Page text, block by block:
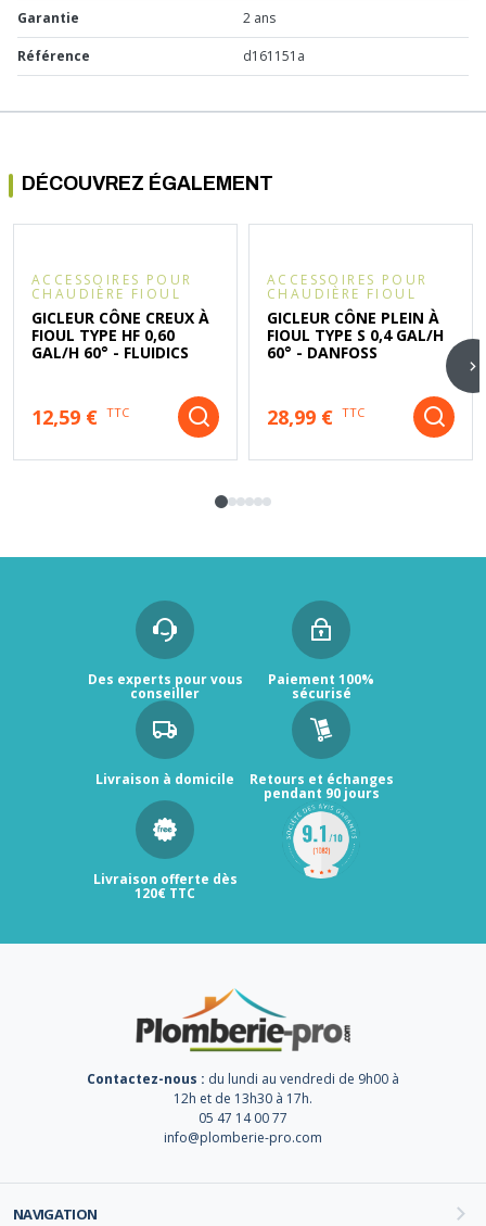
Garantie 2 ans
Référence d161151a
DÉCOUVREZ ÉGALEMENT
ACCESSOIRES POUR
CHAUDIÈRE FIOUL
GICLEUR CÔNE CREUX À
FIOUL TYPE HF 0,60
GAL/H 60° - FLUIDICS
12,59 € TTC
ACCESSOIRES POUR
CHAUDIÈRE FIOUL
GICLEUR CÔNE PLEIN À
FIOUL TYPE S 0,4 GAL/H
60° - DANFOSS
28,99 € TTC
Des experts pour vous
conseiller
Paiement 100%
sécurisé
Livraison à domicile Retours et échanges
pendant 90 jours
Livraison offerte dès
120€ TTC
Contactez-nous : du lundi au vendredi de 9h00 à
12h et de 13h30 à 17h.
05 47 14 00 77
info@plomberie-pro.com
NAVIGATION